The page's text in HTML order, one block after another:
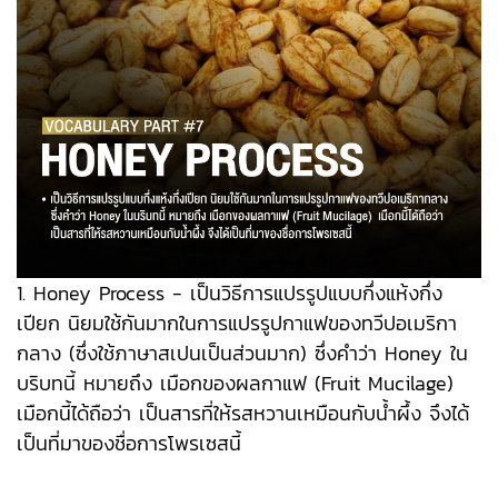
1. Honey Process - เป็นวิธีการแปรรูปแบบกึ่งแห้งกึ่ง
เปียก นิยมใช้กันมากในการแปรรูปกาแฟของทวีปอเมริกา
กลาง (ซึ่งใช้ภาษาสเปนเป็นส่วนมาก) ซึ่งคำว่า Honey ใน
บริบทนี้ หมายถึง เมือกของผลกาแฟ (Fruit Mucilage)
เมือกนี้ได้ถือว่า เป็นสารที่ให้รสหวานเหมือนกับน้ำผึ้ง จึงได้
เป็นที่มาของชื่อการโพรเซสนี้